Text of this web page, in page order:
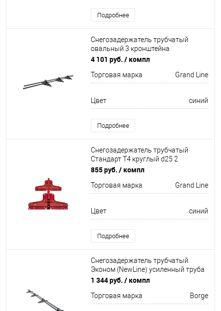
Подробнее
Снегозадержатель трубчатый
овальный 3 кронштейна
Оцинков+порошковый окрас
4 101 руб. / компл
Торговая марка Grand Line
Цвет синий
Подробнее
Снегозадержатель трубчатый
Стандарт Т4 круглый d25 2
кронштейна
1000мм Grand Line
855 руб. / компл
Торговая марка Grand Line
Цвет синий
Подробнее
Снегозадержатель трубчатый
Эконом (NewLine) усиленный труба
овал 20х40мм 4 кронштейна
3000мм Borge
1 344 руб. / компл
Торговая марка Borge